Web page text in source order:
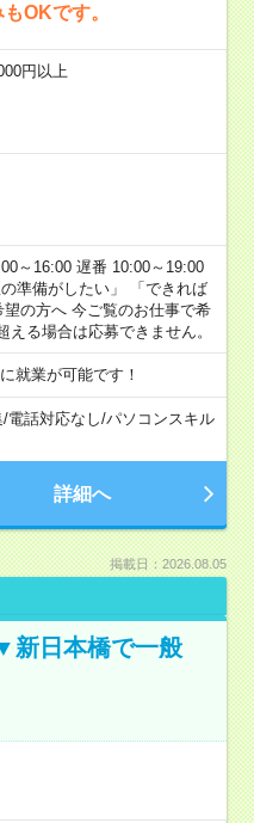
OKです。
円以上
～16:00 遅番 10:00～19:00
準備がしたい」 「できれば
の方へ 今ご覧のお仕事で希
る場合は応募できません。
就業が可能です！
/電話対応なし/パソコンスキル
詳細へ
掲載日：2026.08.05
新日本橋で一般